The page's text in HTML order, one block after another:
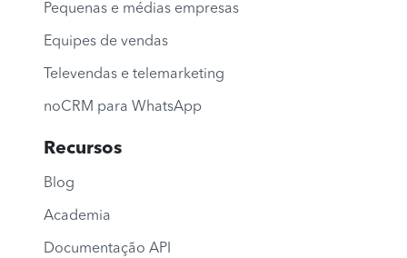
Pequenas e médias empresas
Equipes de vendas
Televendas e telemarketing
noCRM para WhatsApp
Recursos
Blog
Academia
Documentação API